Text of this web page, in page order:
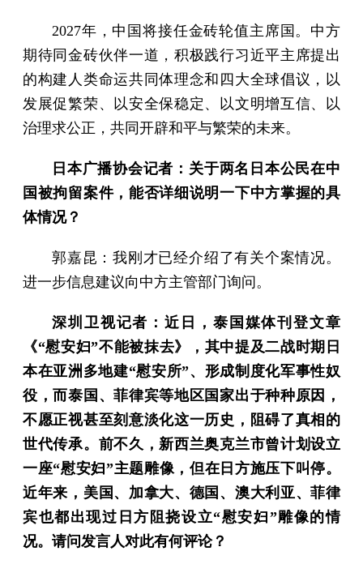
2027年，中国将接任金砖轮值主席国。中方
期待同金砖伙伴一道，积极践行习近平主席提出
的构建人类命运共同体理念和四大全球倡议，以
发展促繁荣、以安全保稳定、以文明增互信、以
治理求公正，共同开辟和平与繁荣的未来。
日本广播协会记者：关于两名日本公民在中
国被拘留案件，能否详细说明一下中方掌握的具
体情况？
郭嘉昆：我刚才已经介绍了有关个案情况。
进一步信息建议向中方主管部门询问。
深圳卫视记者：近日，泰国媒体刊登文章
《“慰安妇”不能被抹去》，其中提及二战时期日
本在亚洲多地建“慰安所”、形成制度化军事性奴
役，而泰国、菲律宾等地区国家出于种种原因，
不愿正视甚至刻意淡化这一历史，阻碍了真相的
世代传承。前不久，新西兰奥克兰市曾计划设立
一座“慰安妇”主题雕像，但在日方施压下叫停。
近年来，美国、加拿大、德国、澳大利亚、菲律
宾也都出现过日方阻挠设立“慰安妇”雕像的情
况。请问发言人对此有何评论？